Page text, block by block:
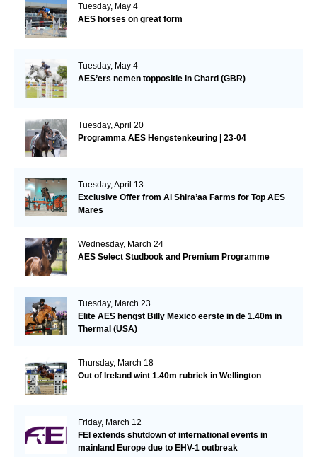
Tuesday, May 4
AES horses on great form
Tuesday, May 4
AES’ers nemen toppositie in Chard (GBR)
Tuesday, April 20
Programma AES Hengstenkeuring | 23-04
Tuesday, April 13
Exclusive Offer from Al Shira’aa Farms for Top AES
Mares
Wednesday, March 24
AES Select Studbook and Premium Programme
Tuesday, March 23
Elite AES hengst Billy Mexico eerste in de 1.40m in
Thermal (USA)
Thursday, March 18
Out of Ireland wint 1.40m rubriek in Wellington
Friday, March 12
FEI extends shutdown of international events in
mainland Europe due to EHV-1 outbreak